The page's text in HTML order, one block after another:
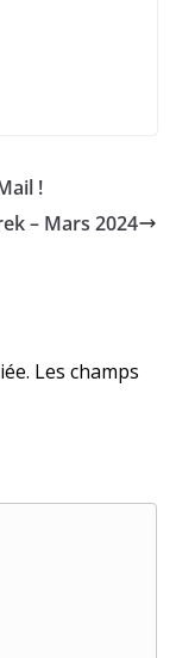
!
– Mars 2024
Les champs